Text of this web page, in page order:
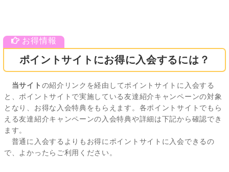
ポイントサイトにお得に入会するには？
当サイト の紹介リンクを経由してポイントサイトに入会する
と、ポイントサイトで実施している友達紹介キャンペーンの対象
となり、お得な入会特典をもらえます。各ポイントサイトでもら
える友達紹介キャンペーンの入会特典や詳細は下記から確認でき
ます。
普通に入会するよりもお得にポイントサイトに入会できるの
で、よかったらご利用ください。